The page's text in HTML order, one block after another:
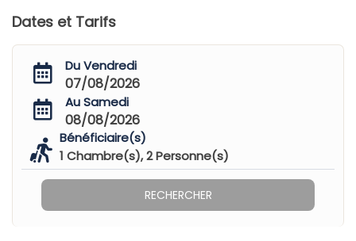
Dates et Tarifs
Du Vendredi
07/08/2026
Au Samedi
08/08/2026
Bénéficiaire(s)
1 Chambre(s),2Personne(s)
RECHERCHER